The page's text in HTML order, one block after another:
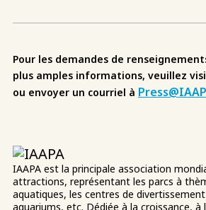
Pour les demandes de
plus amples informations, veuillez
ou envoyer un courriel à
IAAPA est la principale association
attractions, représentant les parcs à
aquatiques, les centres de
aquariums, etc. Dédiée à la croissance, à